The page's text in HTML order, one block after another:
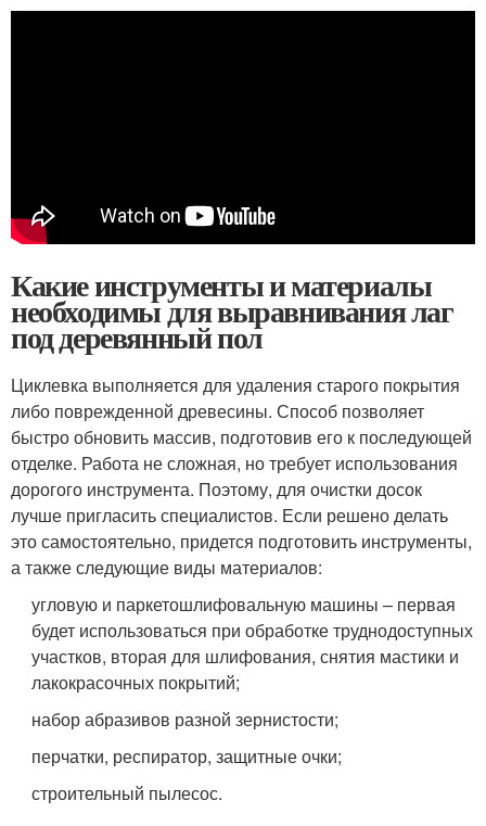
Какие инструменты и материалы
необходимы для выравнивания лаг
под деревянный пол
Циклевка выполняется для удаления старого покрытия
либо поврежденной древесины. Способ позволяет
быстро обновить массив, подготовив его к последующей
отделке. Работа не сложная, но требует использования
дорогого инструмента. Поэтому, для очистки досок
лучше пригласить специалистов. Если решено делать
это самостоятельно, придется подготовить инструменты,
а также следующие виды материалов:
угловую и паркетошлифовальную машины – первая
будет использоваться при обработке труднодоступных
участков, вторая для шлифования, снятия мастики и
лакокрасочных покрытий;
набор абразивов разной зернистости;
перчатки, респиратор, защитные очки;
строительный пылесос.